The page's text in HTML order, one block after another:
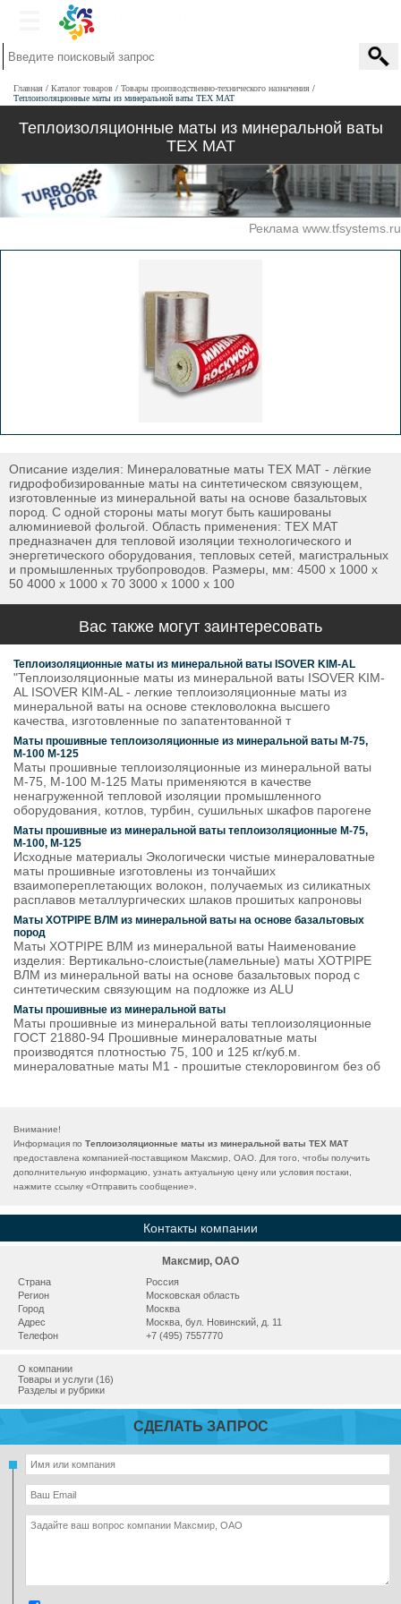
Главная Каталог товаров
Товары производственно-технического назначения
Теплоизоляционные маты из минеральной ваты ТЕХ МАТ
Теплоизоляционные маты из минеральной ваты
ТЕХ МАТ
Реклама www.tfsystems.ru
Описание изделия: Минераловатные маты ТЕХ МАТ - лёгкие
гидрофобизированные маты на синтетическом связующем,
изготовленные из минеральной ваты на основе базальтовых
пород. С одной стороны маты могут быть кашированы
алюминиевой фольгой. Область применения: ТЕХ МАТ
предназначен для тепловой изоляции технологического и
энергетического оборудования, тепловых сетей, магистральных
и промышленных трубопроводов. Размеры, мм: 4500 х 1000 х
50 4000 х 1000 х 70 3000 х 1000 х 100
Вас также могут заинтересовать
Теплоизоляционные маты из минеральной ваты ISOVER KIM-AL
"Теплоизоляционные маты из минеральной ваты ISOVER KIM-
AL ISOVER KIM-AL - легкие теплоизоляционные маты из
минеральной ваты на основе стекловолокна высшего
качества, изготовленные по запатентованной т
Маты прошивные теплоизоляционные из минеральной ваты М-75,
М-100 М-125
Маты прошивные теплоизоляционные из минеральной ваты
М-75, М-100 М-125 Маты применяются в качестве
ненагруженной тепловой изоляции промышленного
оборудования, котлов, турбин, сушильных шкафов парогене
Маты прошивные из минеральной ваты теплоизоляционные М-75,
М-100, М-125
Исходные материалы Экологически чистые минераловатные
маты прошивные изготовлены из тончайших
взаимопереплетающих волокон, получаемых из силикатных
расплавов металлургических шлаков прошитых капроновы
Маты XOTPIPE ВЛМ из минеральной ваты на основе базальтовых
пород
Маты XOTPIPE ВЛМ из минеральной ваты Наименование
изделия: Вертикально-слоистые(ламельные) маты XOTPIPE
ВЛМ из минеральной ваты на основе базальтовых пород c
синтетическим связующим на подложке из ALU
Маты прошивные из минеральной ваты
Маты прошивные из минеральной ваты теплоизоляционные
ГОСТ 21880-94 Прошивные минераловатные маты
производятся плотностью 75, 100 и 125 кг/куб.м.
минераловатные маты М1 - прошитые стеклоровингом без об
Внимание!
Информация по Теплоизоляционные маты из минеральной ваты ТЕХ МАТ
предоставлена компанией-поставщиком Максмир, ОАО. Для того, чтобы получить
дополнительную информацию, узнать актуальную цену или условия постаки,
нажмите ссылку «Отправить сообщение».
Контакты компании
Максмир, ОАО
Страна
Россия
Регион
Московская область
Город
Москва
Адрес
Москва, бул. Новинский, д. 11
Телефон
+7 (495) 7557770
О компании
Товары и услуги (16)
Разделы и рубрики
СДЕЛАТЬ ЗАПРОС